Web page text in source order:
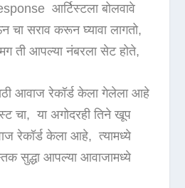
आर्टिस्टला बोलवावे
चा सराव करून घ्यावा लागतो,
ती आपल्या नंबरला सेट होते,
आवाज रेकॉर्ड केला गेलेला आहे
चा, या अगोदरही तिने खूप
रेकॉर्ड केला आहे, त्यामध्ये
सुद्धा आपल्या आवाजामध्ये